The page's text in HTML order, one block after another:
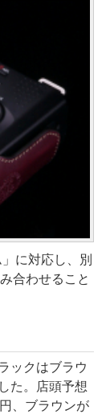
に対応し、別
合わせること
ックはブラウ
た。店頭予想
、ブラウンが